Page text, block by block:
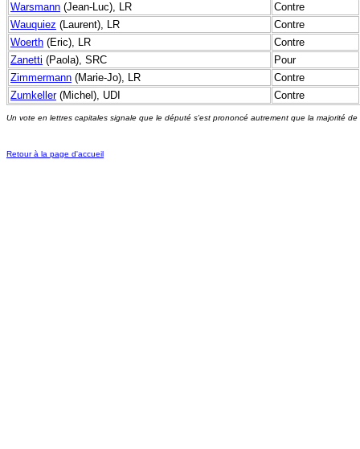
Warsmann (Jean-Luc), LR
Contre
Wauquiez (Laurent), LR
Contre
Woerth (Eric), LR
Contre
Zanetti (Paola), SRC
Pour
Zimmermann (Marie-Jo), LR
Contre
Zumkeller(Michel), UDI Contre
Un vote en lettres capitales signale que le député s'est prononcé autrement que la majorité
Retour à la page d'accueil